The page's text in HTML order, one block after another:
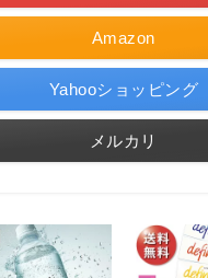
Amazon
Yahooショッピング
メルカリ